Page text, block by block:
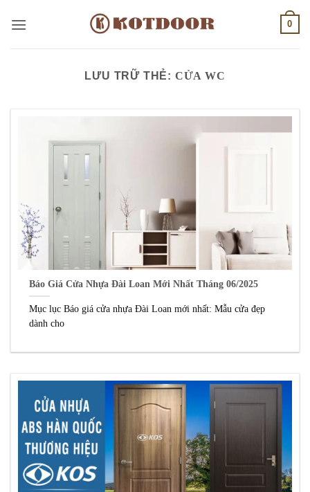
qua
0
LƯU TRỮ THẺ: CỬA WC
Báo Giá Cửa Nhựa Đài Loan Mới Nhất Tháng 06/2025
Mục lục Báo giá cửa nhựa Đài Loan mới nhất: Mẫu cửa đẹp
dành cho